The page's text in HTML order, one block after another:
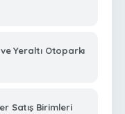
Yeraltı Otoparkı
Satış Birimleri